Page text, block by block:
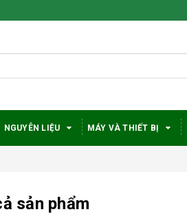
NGUYÊN LIỆU MÁY VÀ THIẾT BỊ
sản phẩm